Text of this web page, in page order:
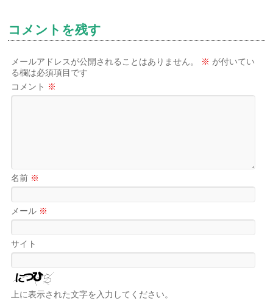
コメントを残す
メールアドレスが公開されることはありません。 ※ が付いてい
る欄は必須項目です
コメント ※
名前 ※
メール ※
サイト
上に表示された文字を入力してください。